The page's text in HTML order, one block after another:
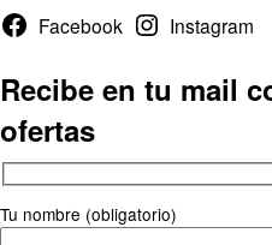
Facebook Instagram
Recibe en tu mail
ofertas
Tu nombre (obligatorio)